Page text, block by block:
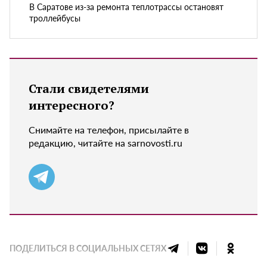
В Саратове из-за ремонта теплотрассы остановят
троллейбусы
Стали свидетелями
интересного?
Снимайте на телефон, присылайте в
редакцию, читайте на sarnovosti.ru
ПОДЕЛИТЬСЯ В СОЦИАЛЬНЫХ СЕТЯХ